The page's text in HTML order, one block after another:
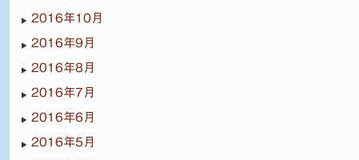
2016年10月
2016年9月
2016年8月
2016年7月
2016年6月
2016年5月